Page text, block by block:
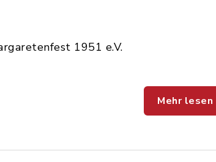
1951 e.V.
Mehr lesen